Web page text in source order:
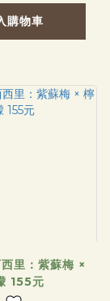
購物車
里：紫蘇梅 ×
155元